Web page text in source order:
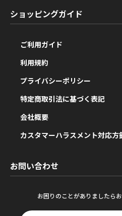
ショッピングガイド
ご利用ガイド
利用規約
プライバシーポリシー
特定商取引法に基づく表記
会社概要
カスタマーハラスメント対応方
お問い合わせ
お困りのことがありましたら